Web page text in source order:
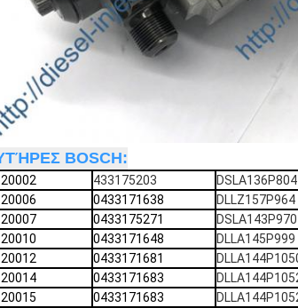
BOSCH:
433175203 DSLA136P804
0433171638 DLLZ157P964
0433175271 DSLA143P970
0433171648 DLLA145P999
0433171681
0433171683
0433171683